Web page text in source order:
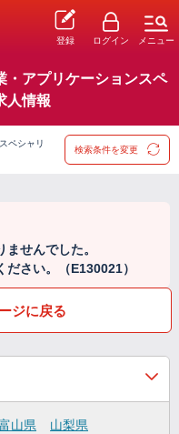
登録 ログイン メニュー
・アプリケーションスペ
人情報
ペシャリ
検索条件を変更
せんでした。
さい。（E130021）
ジに戻る
山県 山梨県